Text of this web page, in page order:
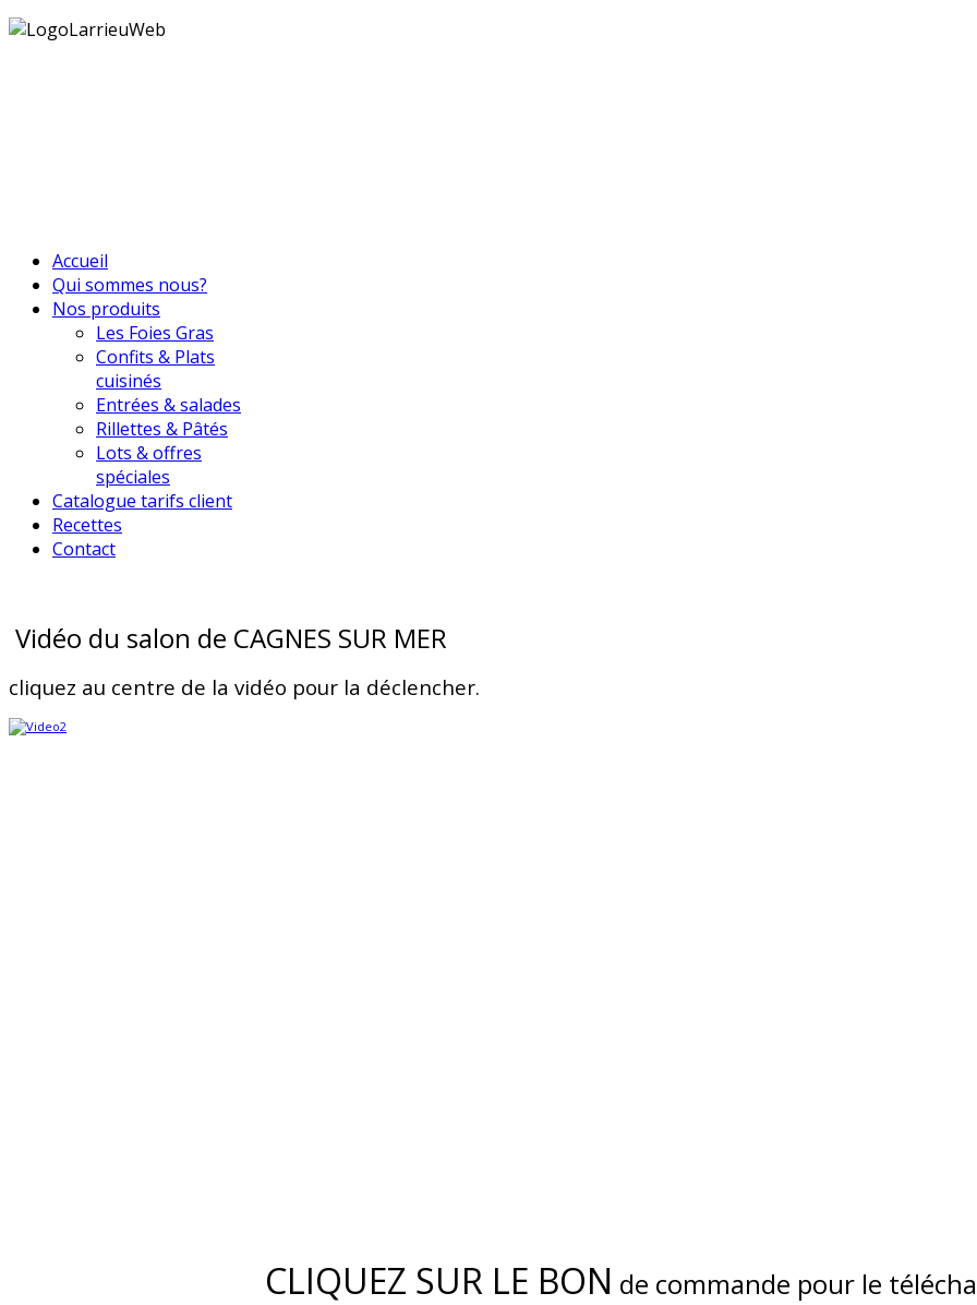
Accueil
Qui sommes nous?
Nos produits
Les Foies Gras
Confits & Plats
cuisinés
Entrées & salades
Rillettes & Pâtés
Lots & offres
spéciales
Catalogue tarifs client
Recettes
Contact
Vidéo du salon de CAGNES SUR MER
cliquez au centre de la vidéo pour la déclencher.
CLIQUEZ SUR LE BON de commande pour le